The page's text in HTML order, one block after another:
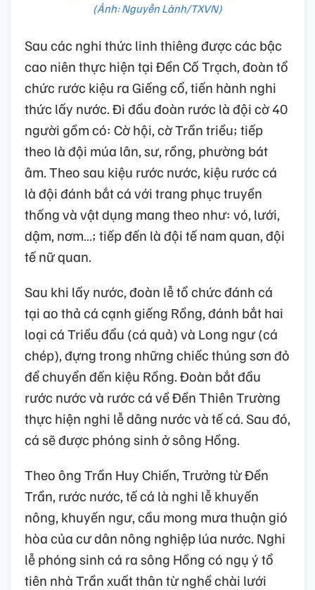
(Ảnh: Nguyễn Lành/TXVN)
Sau các nghi thức linh thiêng được các bậc
cao niên thực hiện tại Đền Cố Trạch, đoàn tổ
chức rước kiệu ra Giếng cổ, tiến hành nghi
thức lấy nước. Đi đầu đoàn rước là đội cờ 40
người gồm có: Cờ hội, cờ Trần triều; tiếp
theo là đội múa lân, sư, rồng, phường bát
âm. Theo sau kiệu rước nước, kiệu rước cá
là đội đánh bắt cá với trang phục truyền
thống và vật dụng mang theo như: vó, lưới,
dậm, nơm…; tiếp đến là đội tế nam quan, đội
tế nữ quan.
Sau khi lấy nước, đoàn lễ tổ chức đánh cá
tại ao thả cá cạnh giếng Rồng, đánh bắt hai
loại cá Triều đẩu (cá quả) và Long ngư (cá
chép), đựng trong những chiếc thúng sơn đỏ
để chuyển đến kiệu Rồng. Đoàn bắt đầu
rước nước và rước cá về Đền Thiên Trường
thực hiện nghi lễ dâng nước và tế cá. Sau đó,
cá sẽ được phóng sinh ở sông Hồng.
Theo ông Trần Huy Chiến, Trưởng từ Đền
Trần, rước nước, tế cá là nghi lễ khuyến
nông, khuyến ngư, cầu mong mưa thuận gió
hòa của cư dân nông nghiệp lúa nước. Nghi
lễ phóng sinh cá ra sông Hồng có ngụ ý tổ
tiên nhà Trần xuất thân từ nghề chài lưới